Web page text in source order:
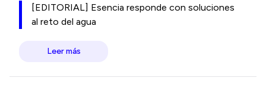
[EDITORIAL] Esencia responde con soluciones
al reto del agua
Leer más